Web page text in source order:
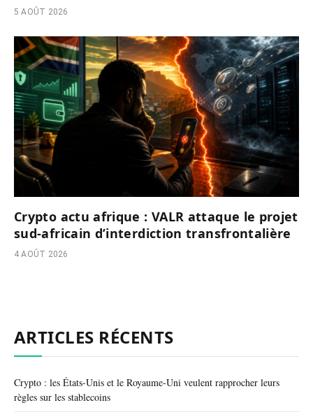
5 AOÛT 2026
Crypto actu afrique : VALR attaque le projet
sud-africain d’interdiction transfrontalière
4 AOÛT 2026
ARTICLES RÉCENTS
Crypto : les États-Unis et le Royaume-Uni veulent rapprocher leurs
règles sur les stablecoins